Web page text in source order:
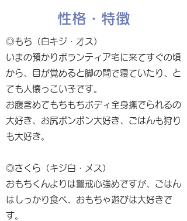
性格・特徴
◎もち（白キジ・オス）
いまの預かりボランティア宅に来てすぐの頃
から、目が覚めると脚の間で寝ていたり、と
ても人懐っこい子です。
お腹含めてもちもちボディ全身撫でられるの
大好き、お尻ポンポン大好き、ごはんも狩り
も大好き。
◎さくら（キジ白・メス）
おもちくんよりは警戒心強めですが、ごはん
はしっかり食べ、おもちゃ遊びは大好きで
す。